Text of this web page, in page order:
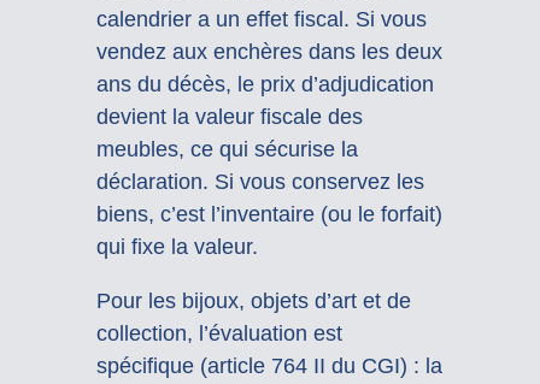
calendrier a un effet fiscal. Si vous
vendez aux enchères dans les deux
ans du décès, le prix d’adjudication
devient la valeur fiscale des
meubles, ce qui sécurise la
déclaration. Si vous conservez les
biens, c’est l’inventaire (ou le forfait)
qui fixe la valeur.
Pour les bijoux, objets d’art et de
collection, l’évaluation est
spécifique (article 764 II du CGI) : la